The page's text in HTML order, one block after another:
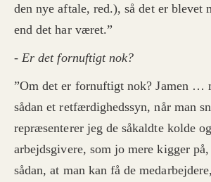
den nye aftale, red.), så det er blevet
end det har været.”
- Er det fornuftigt nok?
”Om det er fornuftigt nok? Jamen …
sådan et retfærdighedssyn, når man
repræsenterer jeg de såkaldte kolde
arbejdsgivere, som jo mere kigger
sådan, at man kan få de